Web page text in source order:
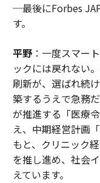
─最後にForbes
す。
平野：一度スマー
ックには戻れない
刷新が、選ばれ続
築するうえで急務
が推進する「医療
え、中期経営計画
もと、クリニック
を推し進め、社会
えています。